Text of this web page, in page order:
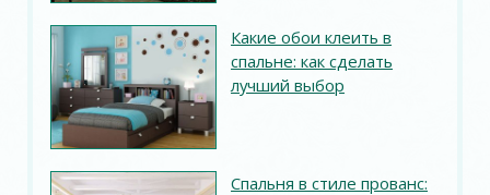
Какие обои клеить в
спальне: как сделать
лучший выбор
Спальня в стиле прованс: